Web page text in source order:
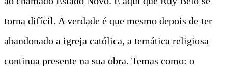
torna difícil. A verdade é que mesmo depois de ter
abandonado a igreja católica, a temática religiosa
continua presente na sua obra. Temas como: o